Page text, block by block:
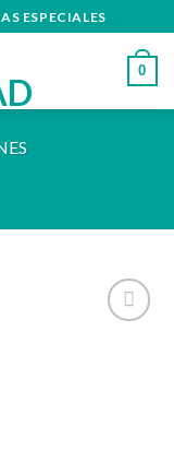
ESPECIALES
0